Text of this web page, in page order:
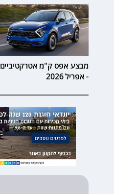
מבצע אפס ק"מ אטרקטיביים
- אפריל 2026